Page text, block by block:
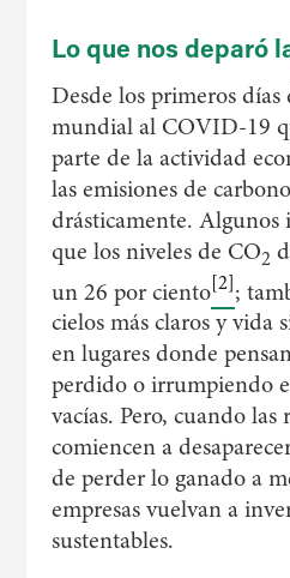
Lo que nos deparó
Desde los primeros días
mundial al COVID-19
parte de la actividad
las emisiones de
drásticamente. Algunos
que los niveles de CO2
un 26 por ciento[2];
cielos más claros y vida
en lugares donde
perdido o irrumpiendo
vacías. Pero, cuando las
comiencen a
de perder lo ganado a
empresas vuelvan a
sustentables.